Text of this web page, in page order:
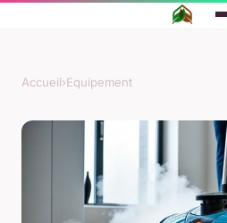
Accueil›Equipement